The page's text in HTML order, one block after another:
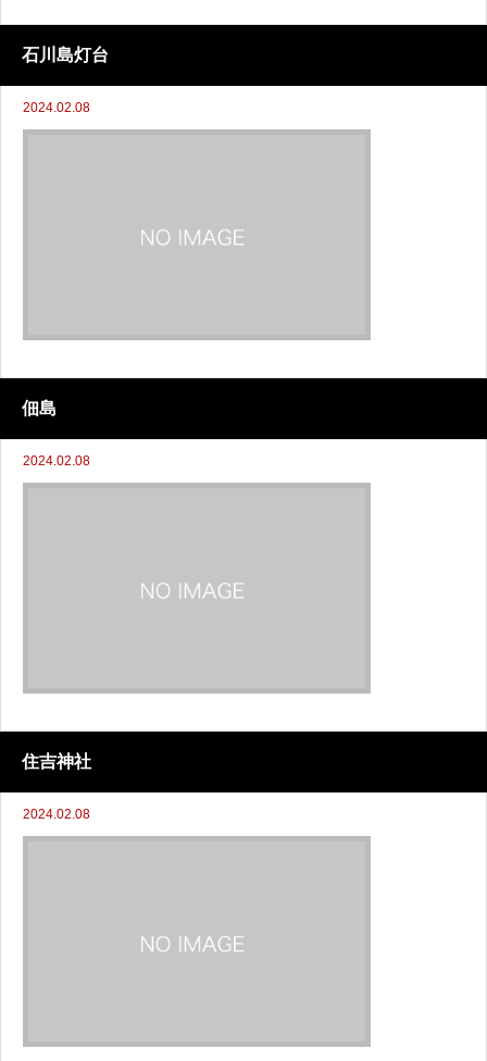
石川島灯台
2024.02.08
佃島
2024.02.08
住吉神社
2024.02.08